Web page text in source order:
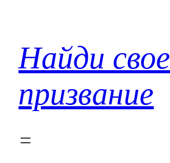
содержимому
Найди свое
призвание